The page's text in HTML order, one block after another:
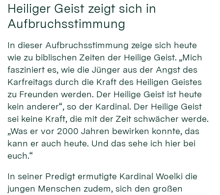
Heiliger Geist zeigt sich in
Aufbruchsstimmung
In dieser Aufbruchsstimmung zeige sich heute
wie zu biblischen Zeiten der Heilige Geist. „Mich
fasziniert es, wie die Jünger aus der Angst des
Karfreitags durch die Kraft des Heiligen Geistes
zu Freunden werden. Der Heilige Geist ist heute
kein anderer“, so der Kardinal. Der Heilige Geist
sei keine Kraft, die mit der Zeit schwächer werde.
„Was er vor 2000 Jahren bewirken konnte, das
kann er auch heute. Und das sehe ich hier bei
euch.“
In seiner Predigt ermutigte Kardinal Woelki die
jungen Menschen zudem, sich den großen